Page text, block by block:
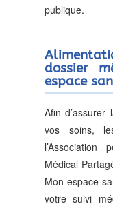
publique.
dossier
espace
Afin
vos soins,
l’Association
Médical
Mon espace
votre suivi